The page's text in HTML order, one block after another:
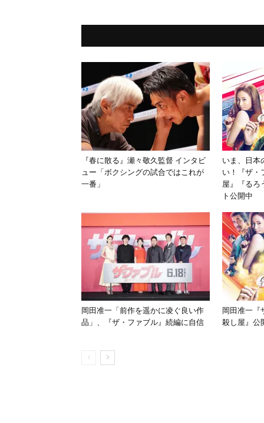
『春に散る』瀬々敬久監督 インタビ
ュー「ボクシングの試合ではこれが
一番」
いま、日本
い！『ザ
屋』『るろ
ト公開中
岡田准一「前作を遥かに凌ぐ良い作
品」、『ザ・ファブル』続編に自信
岡田准一
殺し屋』公